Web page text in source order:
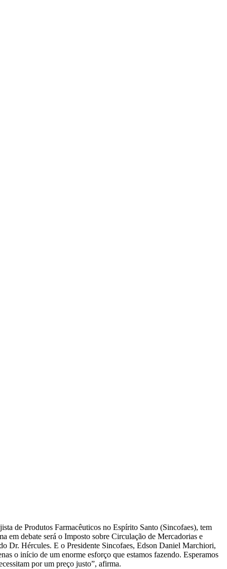
de Produtos Farmacêuticos no Espírito Santo (Sincofaes), tem
em debate será o Imposto sobre Circulação de Mercadorias e
Dr. Hércules. E o Presidente Sincofaes, Edson Daniel Marchiori,
o início de um enorme esforço que estamos fazendo. Esperamos
por um preço justo”, afirma.